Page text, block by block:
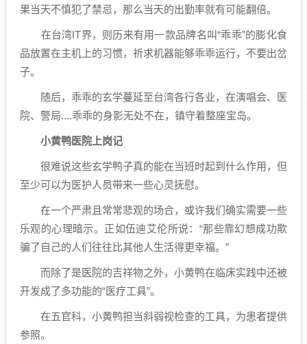
果当天不慎犯了禁忌，那么当天的出勤率就有可能翻倍。
在台湾IT界，则历来有用一款品牌名叫“乖乖”的膨化食
品放置在主机上的习惯，祈求机器能够乖乖运行，不要出岔
子。
随后，乖乖的玄学蔓延至台湾各行各业，在演唱会、医
院、警局....乖乖的身影无处不在，镇守着整座宝岛。
小黄鸭医院上岗记
很难说这些玄学鸭子真的能在当班时起到什么作用，但
至少可以为医护人员带来一些心灵抚慰。
在一个严肃且常常悲观的场合，或许我们确实需要一些
乐观的心理暗示。正如伍迪艾伦所说：“那些靠幻想成功欺
骗了自己的人们往往比其他人生活得更幸福。”
而除了是医院的吉祥物之外，小黄鸭在临床实践中还被
开发成了多功能的“医疗工具”。
在五官科，小黄鸭担当斜弱视检查的工具，为患者提供
参照。